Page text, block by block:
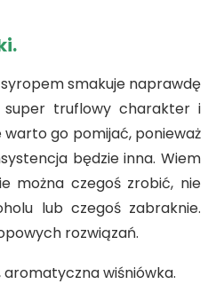
smakuje naprawdę
super truflowy charakter i
go pomijać, ponieważ
będzie inna. Wiem
można czegoś zrobić, nie
lub czegoś zabraknie.
rozwiązań.
aromatyczna wiśniówka.